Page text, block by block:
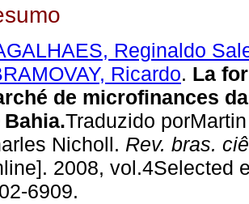
Reginaldo
Ricardo. La
de microfinances
Bahia.Traduzido porMartin
Nicholl. Rev. bras.
2008, vol.4Selected
6909.